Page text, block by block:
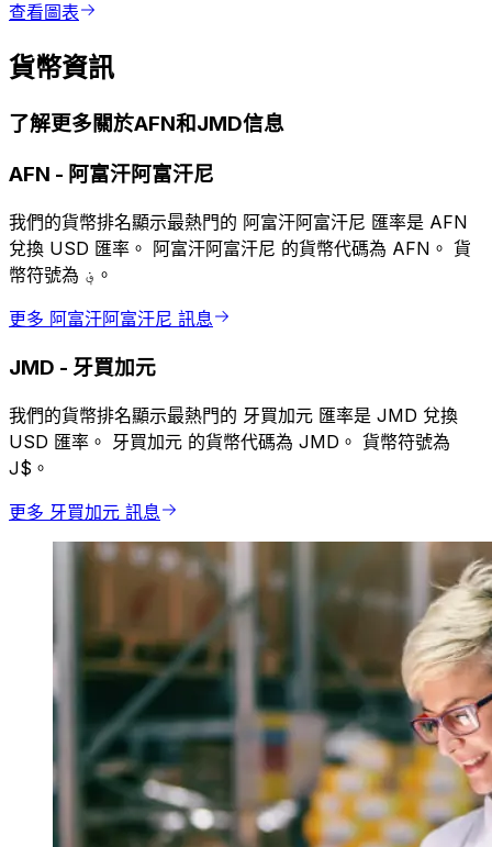
查看圖表
貨幣資訊
了解更多關於AFN和JMD信息
AFN - 阿富汗阿富汗尼
我們的貨幣排名顯示最熱門的 阿富汗阿富汗尼 匯率是 AFN
兌換 USD 匯率。 阿富汗阿富汗尼 的貨幣代碼為 AFN。 貨
幣符號為 ؋。
更多 阿富汗阿富汗尼 訊息
JMD - 牙買加元
我們的貨幣排名顯示最熱門的 牙買加元 匯率是 JMD 兌換
USD 匯率。 牙買加元 的貨幣代碼為 JMD。 貨幣符號為
J$。
更多 牙買加元 訊息